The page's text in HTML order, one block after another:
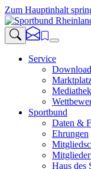
Zum Hauptinhalt
Service
Mediathek
Sportbund
Daten &
Ehrungen
Haus des